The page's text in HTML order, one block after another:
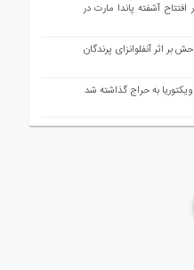
افتتاح آشفته پاندا مارت در
اثر آنفلوانزای پرندگان
ویکتوریا به حراج گذاشته شد